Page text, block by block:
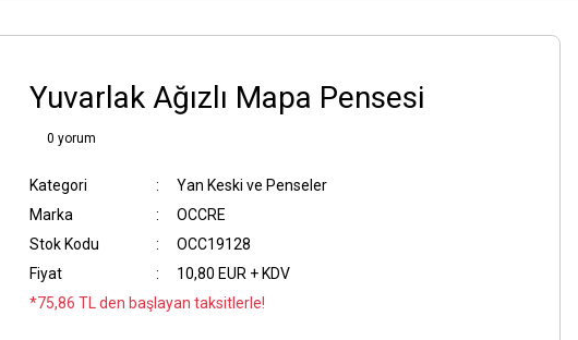
Yuvarlak Ağızlı Mapa Pensesi
0 yorum
Kategori
Yan Keski ve Penseler
Marka
OCCRE
Stok Kodu
OCC19128
Fiyat
10,80 EUR + KDV
*75,86 TL den başlayan taksitlerle!